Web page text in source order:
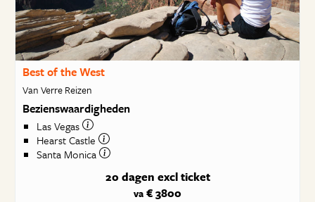
Best of the West
Van Verre Reizen
Bezienswaardigheden
Las Vegas
Hearst Castle
Santa Monica
20 dagen excl ticket
va € 3800